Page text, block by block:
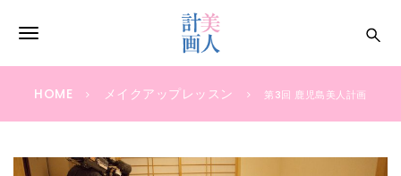
p
m
T
g
l
HOME メイクアップレッスン 第3回 鹿児島美人計画